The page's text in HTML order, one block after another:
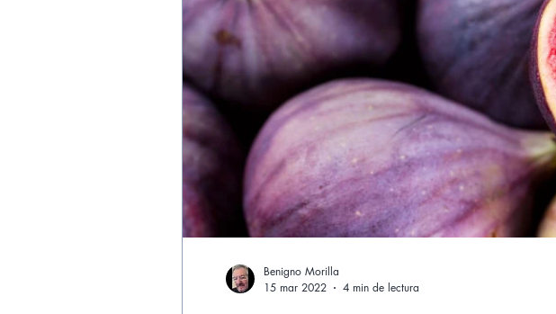
Benigno Morilla
15 mar 2022
4 min de lectura